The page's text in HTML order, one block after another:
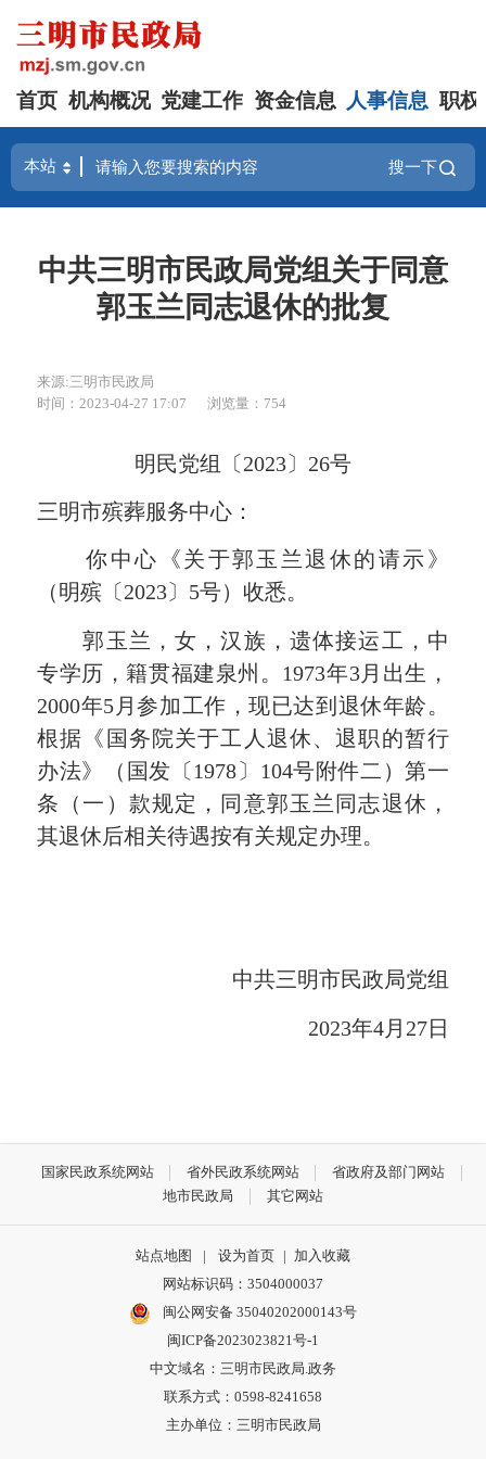
首页 机构概况 党建工作 资金信息 人事信息 职权
搜一下
中共三明市民政局党组关于同意
郭玉兰同志退休的批复
来源:三明市民政局
时间：2023-04-27 17:07
浏览量：754
明民党组〔2023〕26号
三明市殡葬服务中心：
你中心《关于郭玉兰退休的请示》
（明殡〔2023〕5号）收悉。
郭玉兰，女，汉族，遗体接运工，中
专学历，籍贯福建泉州。1973年3月出生，
2000年5月参加工作，现已达到退休年龄。
根据《国务院关于工人退休、退职的暂行
办法》（国发〔1978〕104号附件二）第一
条（一）款规定，同意郭玉兰同志退休，
其退休后相关待遇按有关规定办理。
中共三明市民政局党组
2023年4月27日
国家民政系统网站 省外民政系统网站
省政府及部门网站
地市民政局
其它网站
站点地图 | 设为首页 | 加入收藏
网站标识码：3504000037
闽公网安备 35040202000143号
闽ICP备2023023821号-1
中文域名：三明市民政局.政务
联系方式：0598-8241658
主办单位：三明市民政局